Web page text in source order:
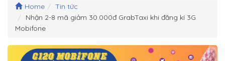
Home
Tin tức
Nhận 2-8 mã giảm 30.000đ GrabTaxi khi đăng kí 3G
Mobifone